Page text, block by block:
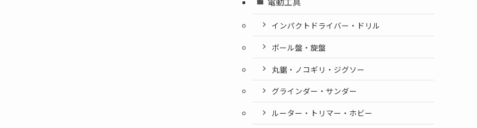
インパクトドライバー・ドリル
ボール盤・旋盤
丸鋸・ノコギリ・ジグソー
グラインダー・サンダー
ルーター・トリマー・ホビー